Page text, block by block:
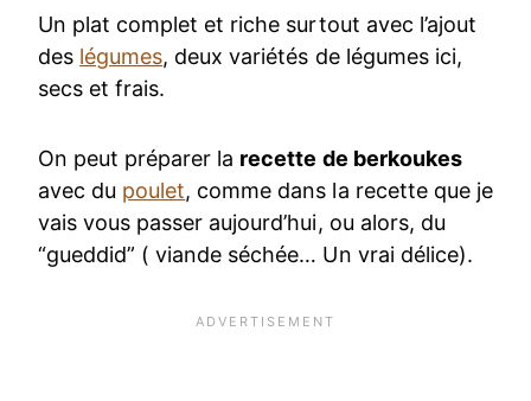
Un plat complet et riche surtout avec l’ajout
des légumes, deux variétés de légumes ici,
secs et frais.
On peut préparer la recette de berkoukes
avec du poulet, comme dans la recette que je
vais vous passer aujourd’hui, ou alors, du
“gueddid” ( viande séchée… Un vrai délice).